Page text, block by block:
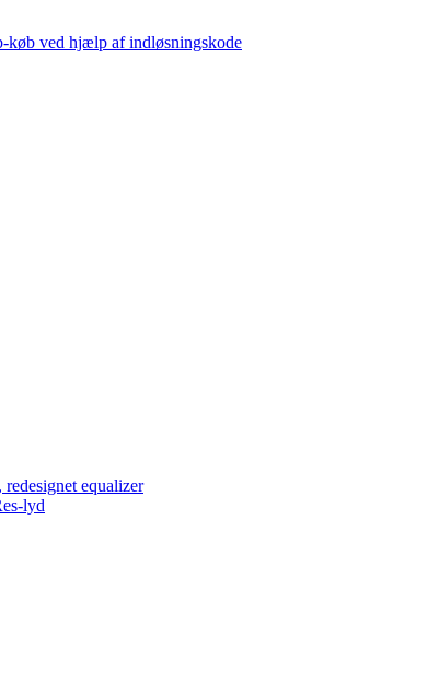
køb ved hjælp af indløsningskode
equalizer
lyd